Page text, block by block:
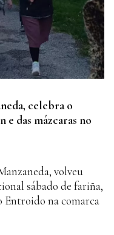
celebra o
e das mázcaras no
volveu
sábado de fariña,
Entroido na comarca